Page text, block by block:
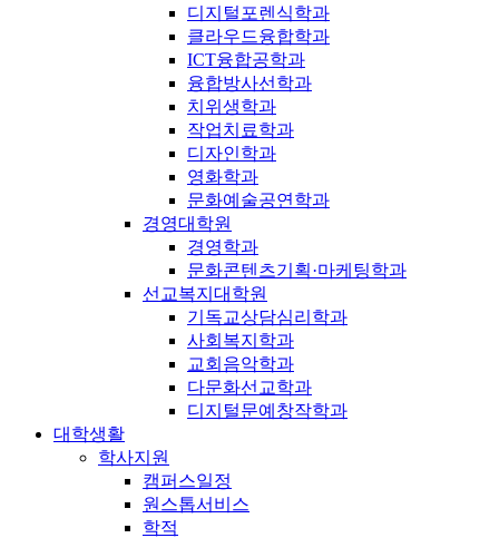
디지털포렌식학과
클라우드융합학과
ICT융합공학과
융합방사선학과
치위생학과
작업치료학과
디자인학과
영화학과
문화예술공연학과
경영대학원
경영학과
문화콘텐츠기획·마케팅학과
선교복지대학원
기독교상담심리학과
사회복지학과
교회음악학과
다문화선교학과
디지털문예창작학과
대학생활
학사지원
캠퍼스일정
원스톱서비스
학적